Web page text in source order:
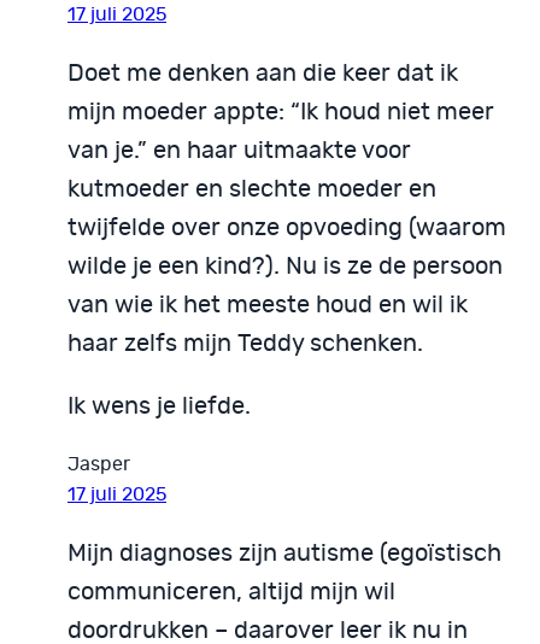
17 juli 2025
Doet me denken aan die keer dat ik
mijn moeder appte: “Ik houd niet meer
van je.” en haar uitmaakte voor
kutmoeder en slechte moeder en
twijfelde over onze opvoeding (waarom
wilde je een kind?). Nu is ze de persoon
van wie ik het meeste houd en wil ik
haar zelfs mijn Teddy schenken.
Ik wens je liefde.
Jasper
17 juli 2025
Mijn diagnoses zijn autisme (egoïstisch
communiceren, altijd mijn wil
doordrukken – daarover leer ik nu in